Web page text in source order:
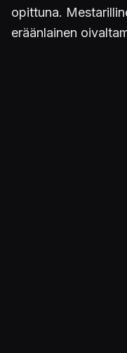
opittuna.
eräänlainen